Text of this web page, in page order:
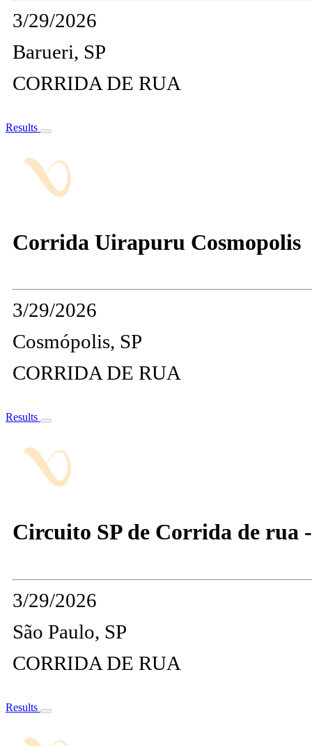
3/29/2026
Barueri, SP
CORRIDA DE RUA
Results
Corrida Uirapuru Cosmopolis
3/29/2026
Cosmópolis, SP
CORRIDA DE RUA
Results
Circuito SP de Corrida de rua
3/29/2026
São Paulo, SP
CORRIDA DE RUA
Results